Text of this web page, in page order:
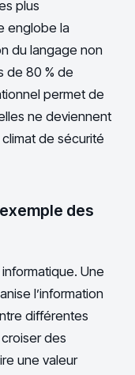
plus
englobe la
du langage non
de 80 % de
permet de
ne deviennent
de sécurité
des
Une
l’information
différentes
des
une valeur